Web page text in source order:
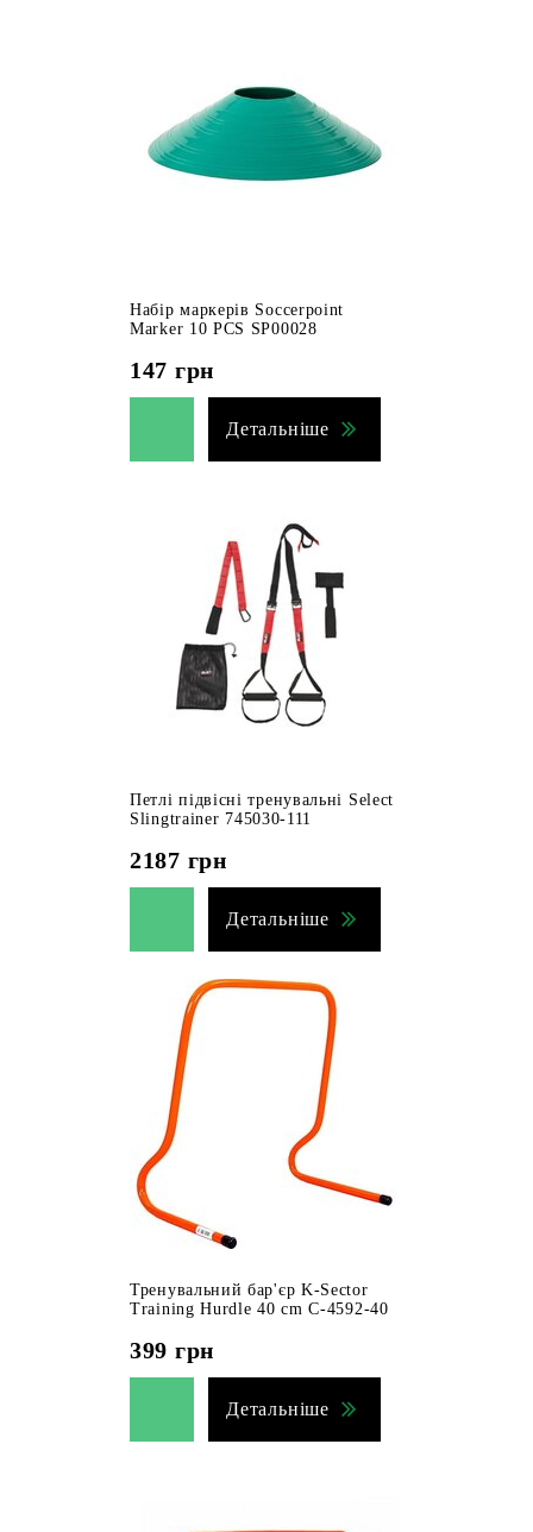
Набір маркерів Soccerpoint
Marker 10 PCS SP00028
147 грн
Детальніше
Петлі підвісні тренувальні Select
Slingtrainer 745030-111
2187 грн
Детальніше
Тренувальний бар'єр K-Sector
Training Hurdle 40 cm C-4592-40
399 грн
Детальніше